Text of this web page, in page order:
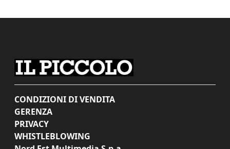
CONDIZIONI DI VENDITA
GERENZA
PRIVACY
WHISTLEBLOWING